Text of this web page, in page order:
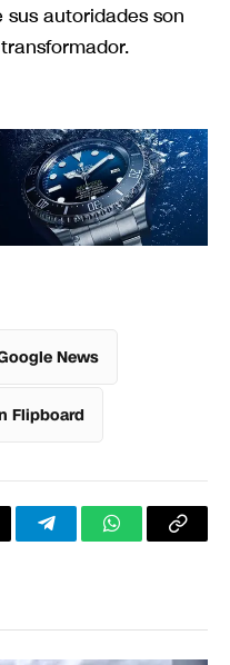
autoridades son
News
Flipboard
TelegramWhatsApp